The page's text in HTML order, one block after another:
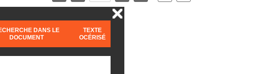
DANS LE
DOCUMENT
TEXTE
OCÉRISÉ